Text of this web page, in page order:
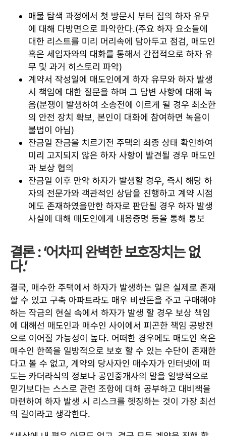
매물 탐색 과정에서 첫 방문시 부터 집의 하자 유무
에 대해 다방면으로 파악한다.(주요 하자 요소들에
대한 리스트를 미리 머리속에 담아두고 점검, 매도인
혹은 세입자와의 대화를 통해서 간접적으로 하자 유
무 및 과거 히스토리 파악)
계약서 작성일에 매도인에게 하자 유무와 하자 발생
시 책임에 대한 질문을 하며 그 답변 사항에 대해 녹
음(분쟁이 발생하여 소송전에 이르게 될 경우 최소한
의 안전 장치 확보, 본인이 대화에 참여하면 녹음이
불법이 아님)
잔금일 잔금을 치르기전 주택의 최종 상태 확인하여
미리 고지되지 않은 하자 사항이 발견될 경우 매도인
과 보상 협의
잔금일 이후 만약 하자가 발생할 경우, 즉시 해당 하
자의 전문가와 객관적인 상담을 진행하고 계약 시점
에도 존재하였을만한 하자로 판단될 경우 하자 발생
사실에 대해 매도인에게 내용증명 등을 통해 통보
결론 : ‘어차피 완벽한 보호장치는 없
다.’
결국, 매수한 주택에서 하자가 발생하는 일은 실제로 존재
할 수 있고 구축 아파트라도 매우 비싼돈을 주고 구매해야
하는 작금의 현실 속에서 하자가 발생 할 경우 보상 책임
에 대해선 매도인과 매수인 사이에서 피곤한 책임 공방전
으로 이어질 가능성이 높다. 어떠한 경우에도 매도인 혹은
매수인 한쪽을 일방적으로 보호 할 수 있는 수단이 존재한
다고 볼 수 없고, 계약의 당사자인 매수자가 인터넷에 떠
도는 카더라식의 정보나 공인중개사의 말을 일방적으로
믿기보다는 스스로 관련 조항에 대해 공부하고 대비책을
마련하여 하자 발생 시 리스크를 헷징하는 것이 가장 최선
의 길이라고 생각한다.